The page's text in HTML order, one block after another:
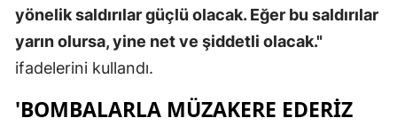
Hakkari
yönelik saldırılar güçlü olacak. Eğer bu saldırılar
yarın olursa, yine net ve şiddetli olacak."
ifadelerini kullandı.
'BOMBALARLA MÜZAKERE EDERIZ